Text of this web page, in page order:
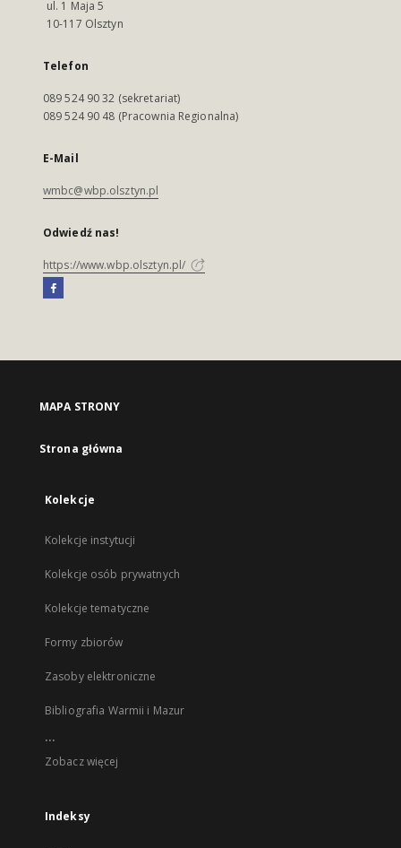
ul. 1 Maja 5
10-117 Olsztyn
Telefon
089 524 90 32 (sekretariat)
089 524 90 48 (Pracownia Regionalna)
E-Mail
wmbc@wbp.olsztyn.pl
Odwiedź nas!
https://www.wbp.olsztyn.pl/
MAPA STRONY
Strona główna
Kolekcje
Kolekcje instytucji
Kolekcje osób prywatnych
Kolekcje tematyczne
Formy zbiorów
Zasoby elektroniczne
Bibliografia Warmii i Mazur
...
Zobacz więcej
Indeksy